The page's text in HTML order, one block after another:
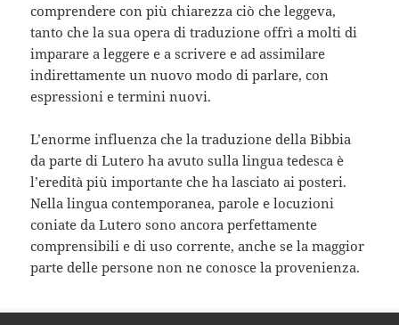
comprendere con più chiarezza ciò che leggeva,
tanto che la sua opera di traduzione offrì a molti di
imparare a leggere e a scrivere e ad assimilare
indirettamente un nuovo modo di parlare, con
espressioni e termini nuovi.
L’enorme influenza che la traduzione della Bibbia
da parte di Lutero ha avuto sulla lingua tedesca è
l’eredità più importante che ha lasciato ai posteri.
Nella lingua contemporanea, parole e locuzioni
coniate da Lutero sono ancora perfettamente
comprensibili e di uso corrente, anche se la maggior
parte delle persone non ne conosce la provenienza.